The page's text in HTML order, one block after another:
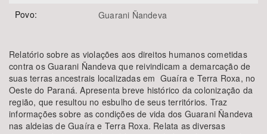
Povo: Guarani Ñandeva
Relatório sobre as violações aos direitos humanos cometidas
contra os Guarani Ñandeva que reivindicam a demarcação de
suas terras ancestrais localizadas em Guaíra e Terra Roxa, no
Oeste do Paraná. Apresenta breve histórico da colonização da
região, que resultou no esbulho de seus territórios. Traz
informações sobre as condições de vida dos Guarani Ñandeva
nas aldeias de Guaíra e Terra Roxa. Relata as diversas